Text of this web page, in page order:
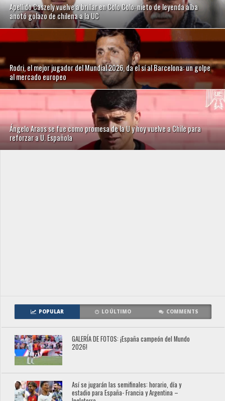
Apellido Caszely vuelve a brillar en Colo Colo: nieto de leyenda alba
anotó golazo de chilena a la UC
Rodri, el mejor jugador del Mundial 2026, da el sí al Barcelona: un golpe
al mercado europeo
Ángelo Araos se fue como promesa de la U y hoy vuelve a Chile para
reforzar a U. Española
POPULAR LO ÚLTIMO COMMENTS
GALERÍA DE FOTOS: ¡España campeón del Mundo
2026!
Así se jugarán las semifinales: horario, día y
estadio para España- Francia y Argentina –